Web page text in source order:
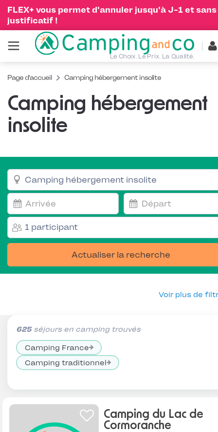
FLEX+ vous permet d'annuler jusqu'à J-1 et sans
justificatif !
Le Choix. Le Prix. La Qualité.
Page d'accueil Camping hébergement insolite
Camping hébergement
insolite
1 participant
Actualiser la recherche
Voir plus de
625séjours en camping trouvés
Camping France
Camping traditionnel
Camping du Lac de
Cormoranche